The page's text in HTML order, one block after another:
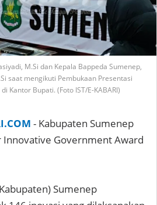
M.Si dan Kepala Bappeda Sumenep,
saat mengikuti Pembukaan Presentasi
Kantor Bupati. (Foto IST/E-KABARI)
- Kabupaten Sumenep
Government Award
Sumenep